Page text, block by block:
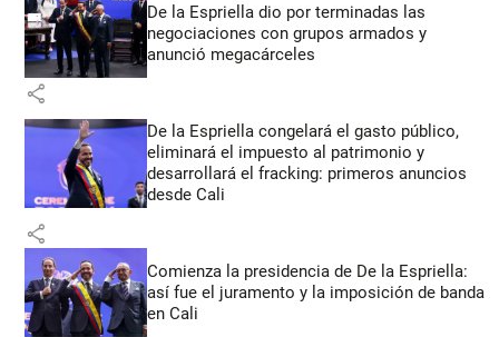
De la Espriella dio por terminadas las
negociaciones con grupos armados y
anunció megacárceles
share
De la Espriella congelará el gasto público,
eliminará el impuesto al patrimonio y
desarrollará el fracking: primeros anuncios
desde Cali
share
Comienza la presidencia de De la Espriella:
así fue el juramento y la imposición de banda
en Cali